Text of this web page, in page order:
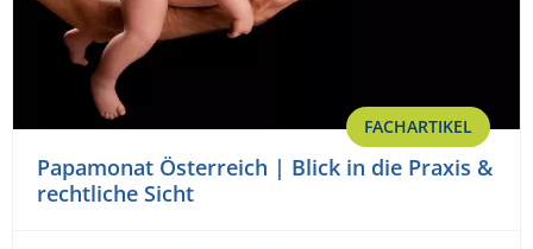
FACHARTIKEL
Papamonat Österreich | Blick in die Praxis &
rechtliche Sicht